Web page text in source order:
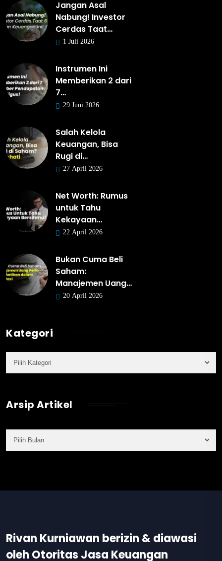
Jangan Asal
Nabung! Investor
Cerdas Taat…
1 Juli 2026
Instrumen Ini
Memberikan 2 dari
7…
29 Juni 2026
Salah Kelola
Keuangan, Bisa
Rugi di…
27 April 2026
Net Worth: Rumus
untuk Tahu
Kekayaan…
22 April 2026
Bukan Cuma Beli
Saham:
Manajemen Uang…
20 April 2026
Kategori
Arsip Artikel
Rivan Kurniawan berizin & diawasi
oleh Otoritas Jasa Keuangan